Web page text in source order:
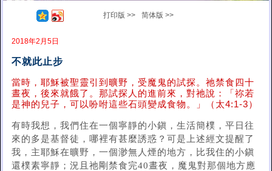
打印版 >> 简体版 >>
2018年2月5日
不就此止步
當時，耶穌被聖靈引到曠野，受魔鬼的試探。祂禁食四十
晝夜，後來就餓了。那試探人的進前來，對祂說：「祢若
是神的兒子，可以吩咐這些石頭變成食物。」（太4:1-3）
有時我想，我們住在一個寧靜的小鎭，生活簡樸，平日往
來的多是基督徒，哪裡有甚麼誘惑？可是上述經文提醒了
我，主耶穌在曠野，一個渺無人煙的地方，比我住的小鎭
還樸素寧靜；況且祂剛禁食完40晝夜，魔鬼對那個地方應